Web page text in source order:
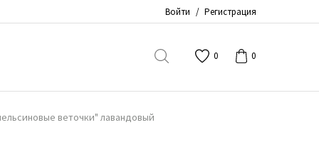
Войти / Регистрация
0 0
веточки" лавандовый